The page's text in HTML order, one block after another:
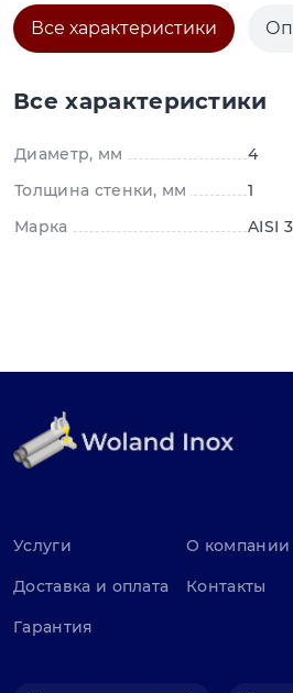
Все характеристики
Все характеристики
Диаметр, мм
4
Толщина стенки, мм
1
Марка
AISI
Услуги
Доставка и оплата
Гарантия
О компании
Контакты